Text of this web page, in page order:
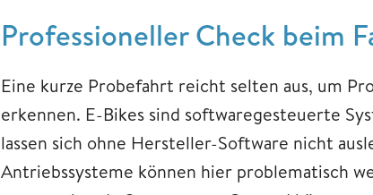
Professioneller Check beim
Eine kurze Probefahrt reicht selten aus, um
erkennen. E-Bikes sind softwaregesteuerte
lassen sich ohne Hersteller-Software nicht
Antriebssysteme können hier problematisch